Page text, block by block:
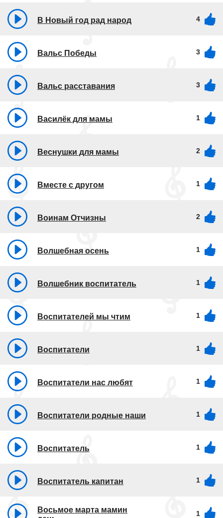
В Новый год рад народ 4
Вальс Победы 3
Вальс расставания 3
Василёк для мамы 1
Веснушки для мамы 2
Вместе с другом 1
Воинам Отчизны 2
Волшебная осень 1
Волшебник воспитатель 1
Воспитателей мы чтим 1
Воспитатели 1
Воспитатели нас любят 1
Воспитатели родные наши 1
Воспитатель 1
Воспитатель капитан 1
Восьмое марта мамин
1